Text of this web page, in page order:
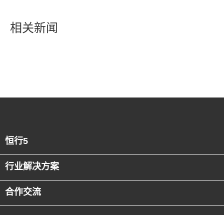
相关新闻
恒行5
行业解决方案
合作交流